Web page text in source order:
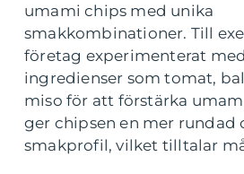
umami chips med unika
smakkombinationer. Till
företag experimenterat
ingredienser som tomat,
miso för att förstärka
ger chipsen en mer rundad
smakprofil, vilket tilltalar